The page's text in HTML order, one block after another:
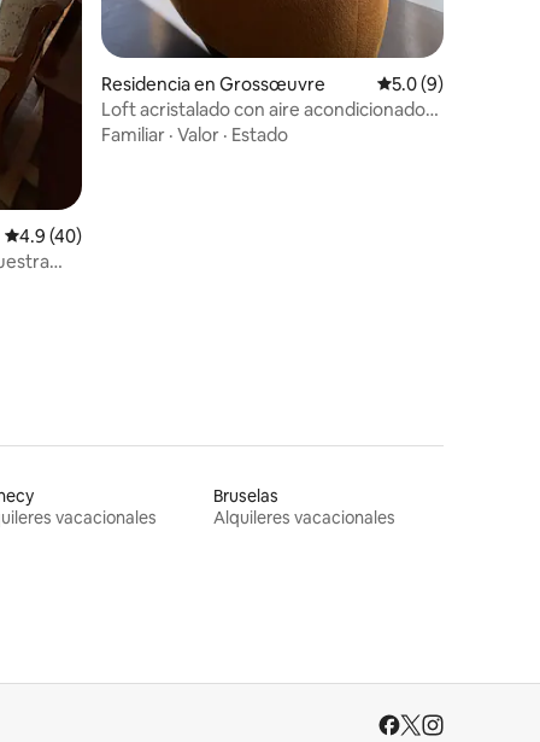
Calificación promedio: 4.9 de 5; 40 evaluaciones
4.9 (40)
Residencia en Grossœuvre Calificación
5.0 (9)
Loft acristalado con aire acondicionado
en un granero normando
Familiar · Valor · Estado
vacacionales
Bruselas
Alquileres vacacionales